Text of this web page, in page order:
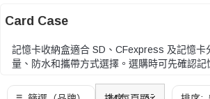
Card Case
記憶卡收納盒適合 SD、CFexpress 及記憶卡
量、防水和攜帶方式選擇。選購時可先確認
選購時可先確認記憶卡種類和數量，再比較防